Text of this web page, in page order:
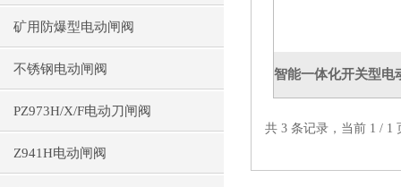
矿用防爆型电动闸阀
不锈钢电动闸阀
PZ973H/X/F电动刀闸阀
Z941H电动闸阀
共 3 条记录，当前 1 /